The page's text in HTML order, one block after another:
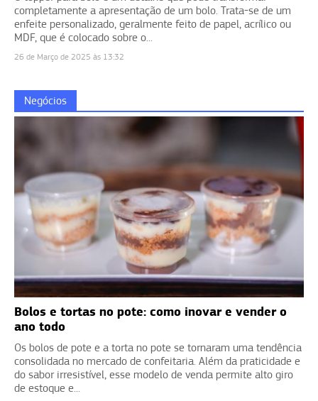
completamente a apresentação de um bolo. Trata-se de um
enfeite personalizado, geralmente feito de papel, acrílico ou
MDF, que é colocado sobre o...
26 de Março de 2025 às 13:32
Negócios
Bolos e tortas no pote: como inovar e vender o
ano todo
Os bolos de pote e a torta no pote se tornaram uma tendência
consolidada no mercado de confeitaria. Além da praticidade e
do sabor irresistível, esse modelo de venda permite alto giro
de estoque e...